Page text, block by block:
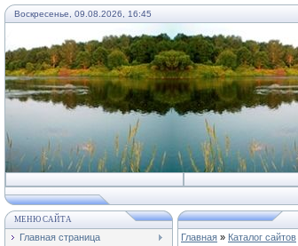
Воскресенье, 09.08.2026, 16:45
МЕНЮ САЙТА
Главная страница
Главная » Каталог сайтов